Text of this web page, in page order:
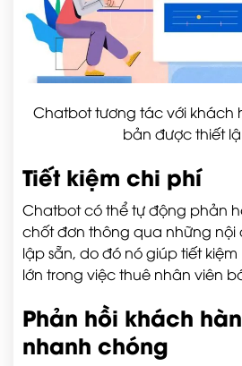
Chatbot tương tác với khách
bản được thiết
Tiết kiệm chi phí
Chatbot có thể tự động phản
chốt đơn thông qua những
lập sẵn, do đó nó giúp tiết
lớn trong việc thuê nhân viên
Phản hồi khách
nhanh chóng